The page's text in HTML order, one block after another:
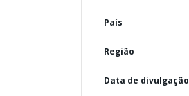
País
Região
Data de divulgação